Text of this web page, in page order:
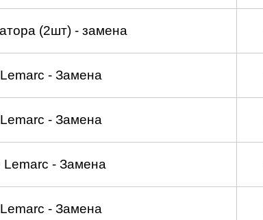
(2шт) - замена
- Замена
- Замена
- Замена
- Замена